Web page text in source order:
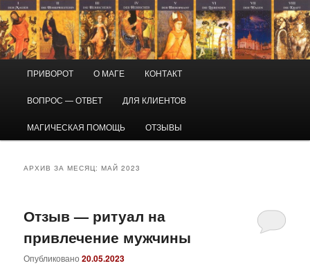
Перейти
к
основному
содержимому
Перейти
к
дополнительному
содержимому
Приворот и магическая помощь
Маг Виктор
ПРИВОРОТ О МАГЕ КОНТАКТ
ВОПРОС — ОТВЕТ ДЛЯ КЛИЕНТОВ
МАГИЧЕСКАЯ ПОМОЩЬ ОТЗЫВЫ
АРХИВ ЗА МЕСЯЦ:МАЙ 2023
Отзыв — ритуал на
привлечение мужчины
Опубликовано20.05.2023